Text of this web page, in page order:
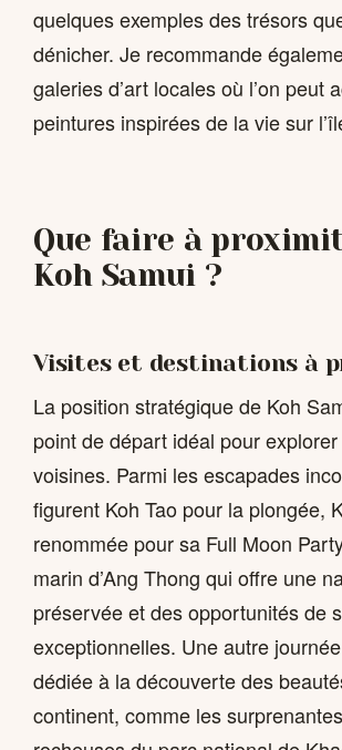
quelques exemples des trésors
dénicher. Je recommande
galeries d’art locales où l’on peut
peintures inspirées de la vie sur
Que faire à
Koh Samui ?
Visites et destinations à
La position stratégique de Koh
point de départ idéal pour
voisines. Parmi les escapades
figurent Koh Tao pour la plongée,
renommée pour sa Full Moon
marin d’Ang Thong qui offre une
préservée et des opportunités de
exceptionnelles. Une autre
dédiée à la découverte des
continent, comme les